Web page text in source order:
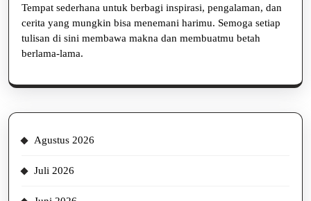
Tempat sederhana untuk berbagi inspirasi, pengalaman, dan
cerita yang mungkin bisa menemani harimu. Semoga setiap
tulisan di sini membawa makna dan membuatmu betah
berlama-lama.
Agustus 2026
Juli 2026